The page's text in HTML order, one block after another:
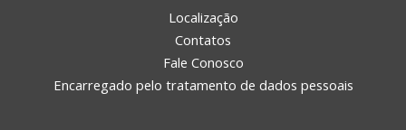
Localização
Contatos
Fale Conosco
Encarregado pelo tratamento de dados pessoais